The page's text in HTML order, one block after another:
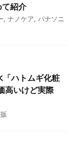
紹介
, ナノケア, パナソニ
ハトムギ化粧
高いけど実際